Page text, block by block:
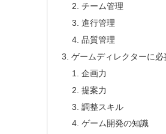
チーム管理
進行管理
品質管理
ゲームディレクターに必
企画力
提案力
調整スキル
ゲーム開発の知識